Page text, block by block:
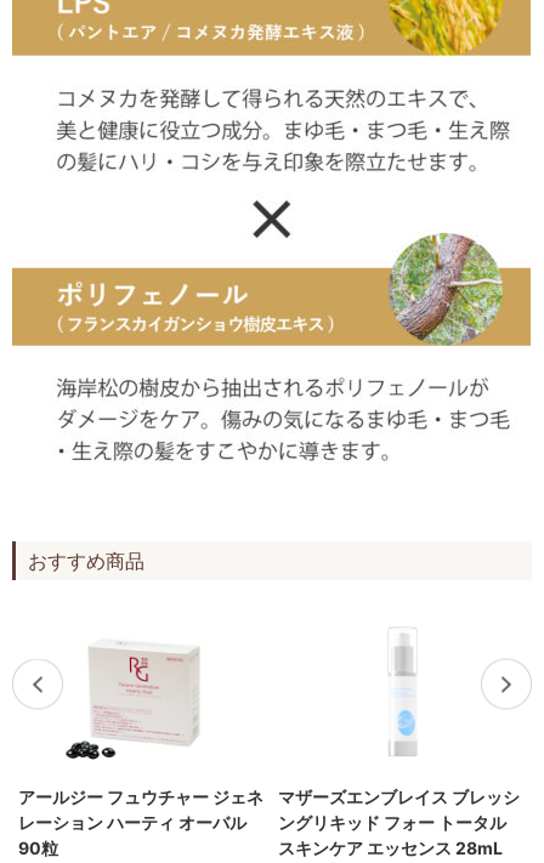
おすすめ商品
アールジー フュウチャー ジェネ
レーション ハーティ オーバル
90粒
マザーズエンブレイス ブレッシ
ングリキッド フォー トータル
スキンケア エッセンス 28mL